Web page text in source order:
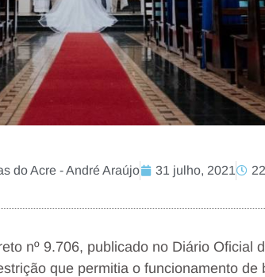
do Acre - André Araújo 31 julho, 2021
nº 9.706, publicado no Diário Oficial
que permitia o funcionamento de